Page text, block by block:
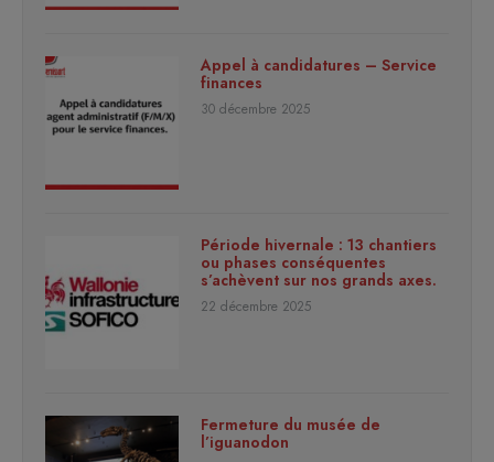
Appel à candidatures – Service
finances
30 décembre 2025
Période hivernale : 13 chantiers
ou phases conséquentes
s’achèvent sur nos grands axes.
22 décembre 2025
Fermeture du musée de
l’iguanodon